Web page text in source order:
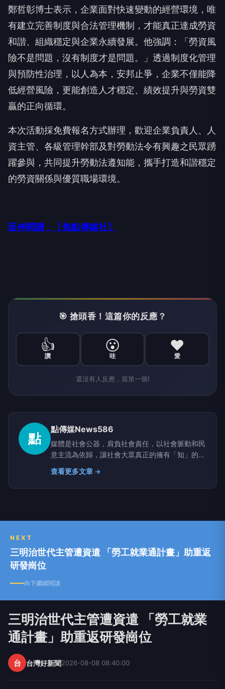
鄭哲彰博士表示，企業面對快速變動的經營環境，唯
有建立完善制度與合法管理機制，才能真正達成勞資
和諧、組織穩定與企業永續發展。他強調：「勞資風
險不是問題，沒有制度才是問題。」透過制度化管理
與預防性治理，以人為本，安邦止爭，企業不僅能降
低經營風險，更能創造人才穩定、績效提升與勞資雙
贏的正向循環。
本次活動採免費報名方式辦理，歡迎企業負責人、人
資主管、各級管理幹部及對勞動法令有興趣之民眾踴
躍參與，共同提升勞動法遵知能，攜手打造和諧穩定
的勞資關係與優質職場環境。
延伸閱讀 ：【焦點傳媒社】
🎯 搶頭香！這篇你的反應？
👍
讚
😮
哇
❤️
愛
還沒有人反應，當第一個!
點
點傳媒News586
媒體是社會公器，肩負社會責任，以社會脈動和民
意主流為依歸，讓社會大眾真正的擁有「知」的權
利。
查看更多文章 →
NEXT
三明治世代主管遭資遣 「勞工就業通計畫」助重返
研發崗位
向下繼續閱讀
三明治世代主管遭資遣 「勞工就業
通計畫」助重返研發崗位
台 台灣好新聞2026-08-08 08:40:00